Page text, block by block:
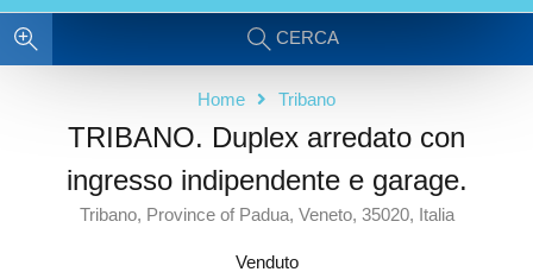
CERCA
Home Tribano
TRIBANO. Duplex arredato con
ingresso indipendente e garage.
Tribano, Province of Padua, Veneto, 35020, Italia
Venduto